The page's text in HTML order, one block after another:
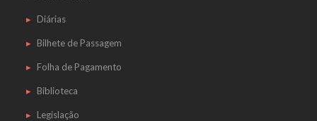
Diárias
Bilhete de Passagem
Folha de Pagamento
Biblioteca
Legislação